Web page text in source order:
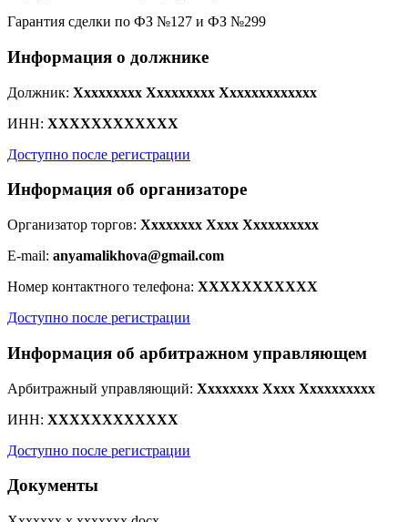
Гарантия сделки по ФЗ №127 и ФЗ №299
Информация о должнике
Должник: Xxxxxxxxx Xxxxxxxxx Xxxxxxxxxxxxx
ИНН: XXXXXXXXXXXX
Доступно после регистрации
Информация об организаторе
Организатор торгов: Xxxxxxxx Xxxx Xxxxxxxxxx
E-mail: anyamalikhova@gmail.com
Номер контактного телефона: XXXXXXXXXXX
Доступно после регистрации
Информация об арбитражном управляющем
Арбитражный управляющий: Xxxxxxxx Xxxx Xxxxxxxxxx
ИНН: XXXXXXXXXXXX
Доступно после регистрации
Документы